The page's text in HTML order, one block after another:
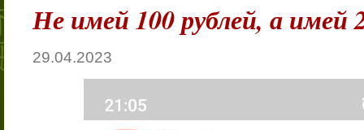
Не имей 100 рублей, а имей
29.04.2023